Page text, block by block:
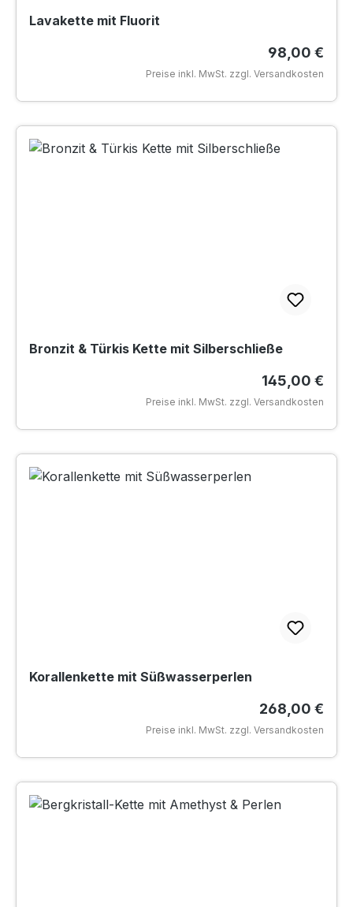
Lavakette mit Fluorit
Regulärer
98,00 €
Preise inkl. MwSt. zzgl. Versandkosten
Bronzit & Türkis Kette mit Silberschließe
Regulärer
145,00 €
Preise inkl. MwSt. zzgl. Versandkosten
Korallenkette mit Süßwasserperlen
Regulärer
268,00 €
Preise inkl. MwSt. zzgl. Versandkosten